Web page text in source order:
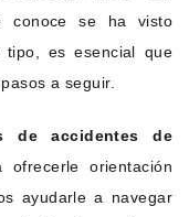
conoce se ha visto
tipo, es esencial que
a seguir.
de accidentes de
orientación
ayudarle a navegar